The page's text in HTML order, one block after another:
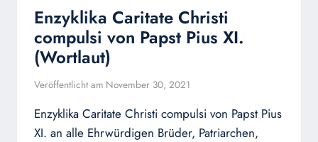
MITTEL
SCHWEREN
KRISEN
Enzyklika Caritate Christi
compulsi von Papst Pius XI.
(Wortlaut)
Veröffentlicht am November 30, 2021
Enzyklika Caritate Christi compulsi von Papst Pius
XI. an alle Ehrwürdigen Brüder, Patriarchen,